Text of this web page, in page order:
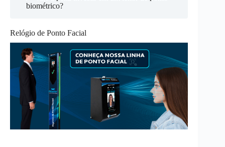
biométrico?
Relógio de Ponto Facial